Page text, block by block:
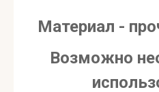
Материал -
Возможно